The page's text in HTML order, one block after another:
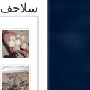
سلاحف